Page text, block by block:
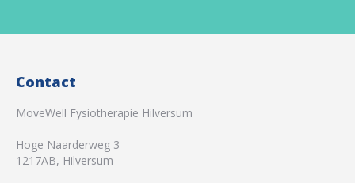
Contact
MoveWell Fysiotherapie Hilversum
Hoge Naarderweg 3
1217AB, Hilversum